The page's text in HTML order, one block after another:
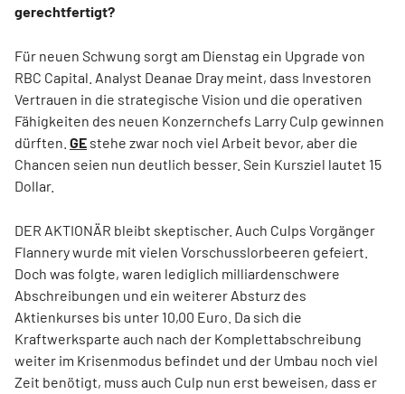
gerechtfertigt?
Für neuen Schwung sorgt am Dienstag ein Upgrade von
RBC Capital. Analyst Deanae Dray meint, dass Investoren
Vertrauen in die strategische Vision und die operativen
Fähigkeiten des neuen Konzernchefs Larry Culp gewinnen
dürften. GE stehe zwar noch viel Arbeit bevor, aber die
Chancen seien nun deutlich besser. Sein Kursziel lautet 15
Dollar.
DER AKTIONÄR bleibt skeptischer. Auch Culps Vorgänger
Flannery wurde mit vielen Vorschusslorbeeren gefeiert.
Doch was folgte, waren lediglich milliardenschwere
Abschreibungen und ein weiterer Absturz des
Aktienkurses bis unter 10,00 Euro. Da sich die
Kraftwerksparte auch nach der Komplettabschreibung
weiter im Krisenmodus befindet und der Umbau noch viel
Zeit benötigt, muss auch Culp nun erst beweisen, dass er